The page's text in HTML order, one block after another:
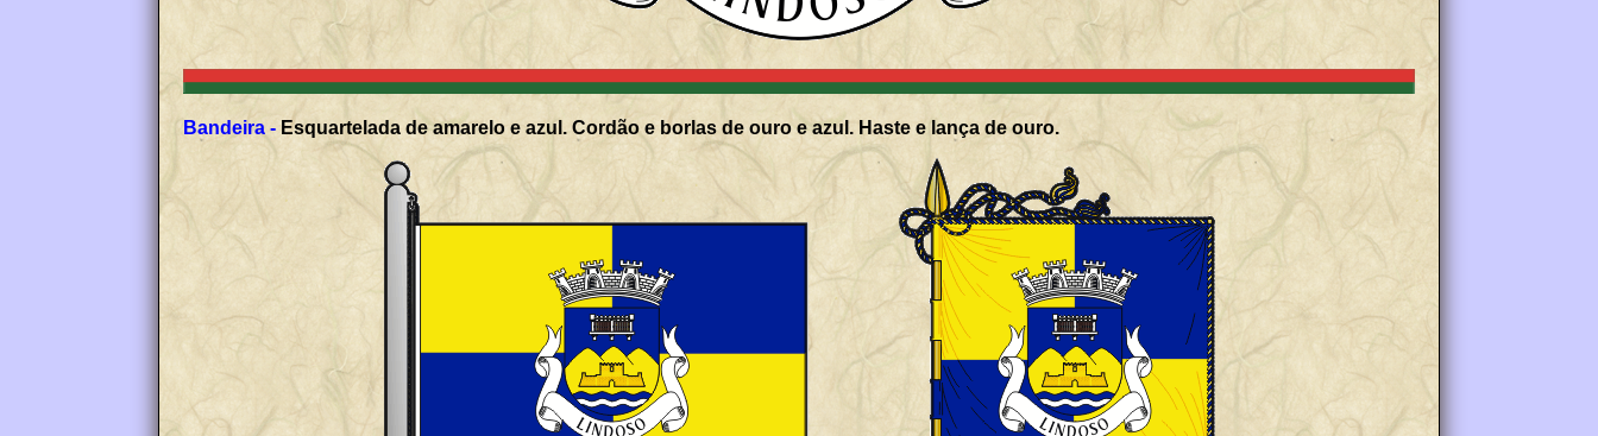
Bandeira - Esquartelada de amarelo e azul. Cordão e borlas de ouro e azul. Haste e lança de ouro.